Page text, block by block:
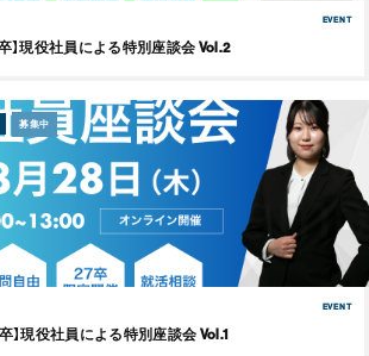
EVENT
卒】現役社員による特別座談会 Vol.2
募集中
EVENT
卒】現役社員による特別座談会 Vol.1